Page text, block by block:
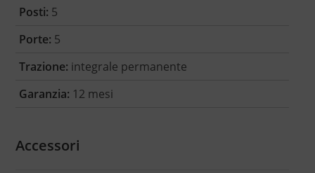
Posti: 5
Porte: 5
Trazione: integrale permanente
Garanzia: 12 mesi
Accessori